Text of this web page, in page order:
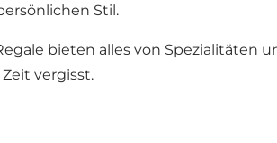
Stil.
bieten alles von Spezialitäten
vergisst.